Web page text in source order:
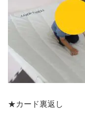
★カード裏返し